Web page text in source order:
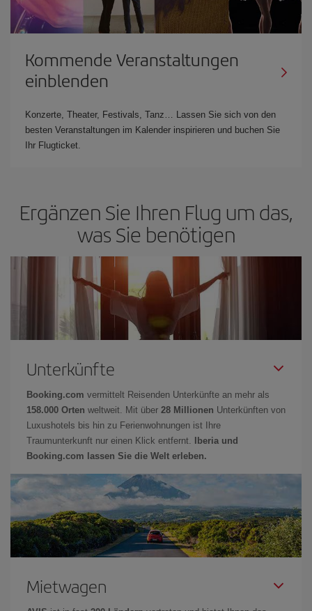
Kommende Veranstaltungen
einblenden
Konzerte, Theater, Festivals, Tanz… Lassen Sie sich von den
besten Veranstaltungen im Kalender inspirieren und buchen Sie
Ihr Flugticket.
Ergänzen Sie Ihren Flug um das,
was Sie benötigen
Unterkünfte
Booking.com vermittelt Reisenden Unterkünfte an mehr als
158.000 Orten weltweit. Mit über 28 Millionen Unterkünften von
Luxushotels bis hin zu Ferienwohnungen ist Ihre
Traumunterkunft nur einen Klick entfernt.
Iberia und
Booking.com lassen Sie die Welt erleben.
Mietwagen